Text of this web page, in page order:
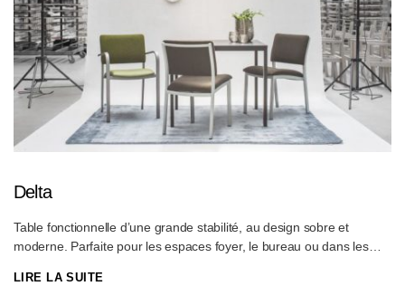
Delta
Table fonctionnelle d’une grande stabilité, au design sobre et
moderne. Parfaite pour les espaces foyer, le bureau ou dans les
LIRE LA SUITE